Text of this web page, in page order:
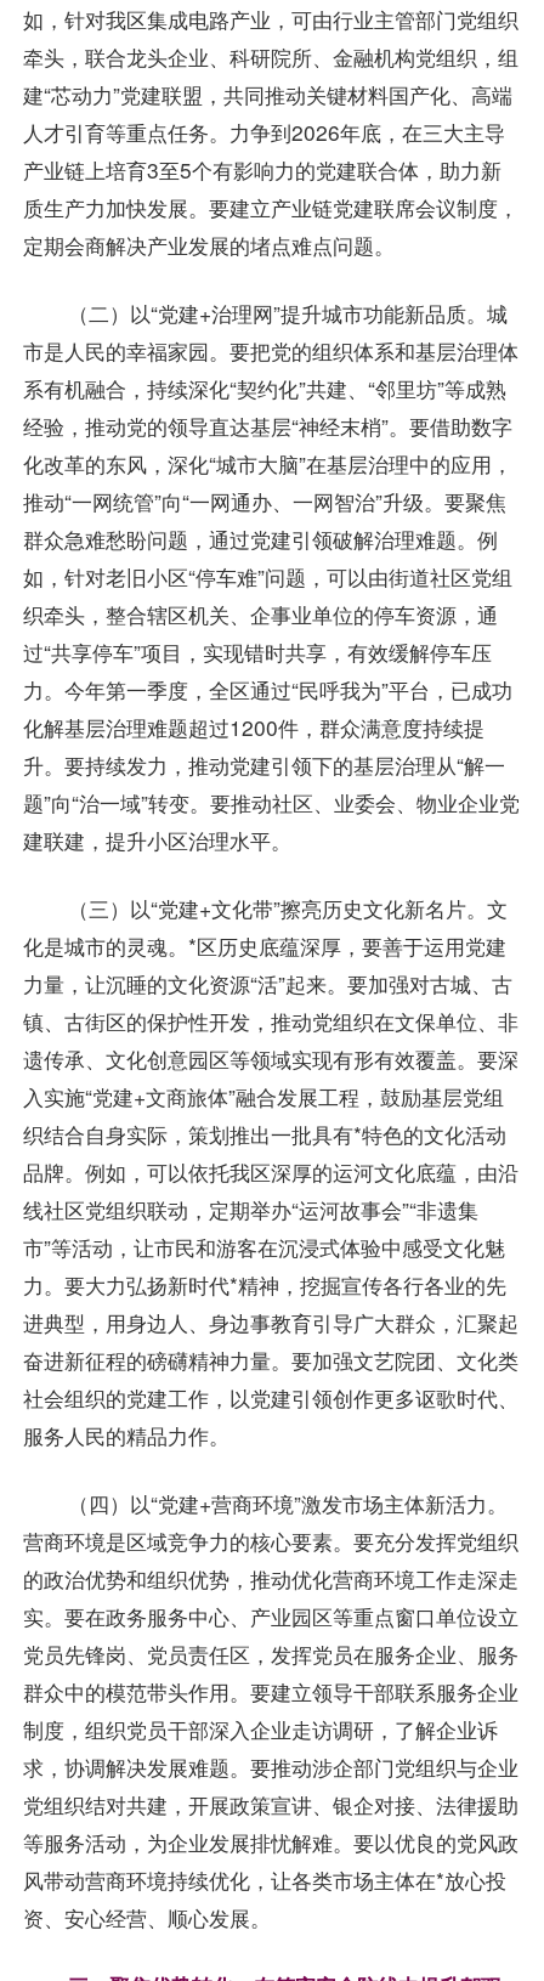
如，针对我区集成电路产业，可由行业主管部门党组织
牵头，联合龙头企业、科研院所、金融机构党组织，组
建“芯动力”党建联盟，共同推动关键材料国产化、高端
人才引育等重点任务。力争到2026年底，在三大主导
产业链上培育3至5个有影响力的党建联合体，助力新
质生产力加快发展。要建立产业链党建联席会议制度，
定期会商解决产业发展的堵点难点问题。
（二）以“党建+治理网”提升城市功能新品质。城
市是人民的幸福家园。要把党的组织体系和基层治理体
系有机融合，持续深化“契约化”共建、“邻里坊”等成熟
经验，推动党的领导直达基层“神经末梢”。要借助数字
化改革的东风，深化“城市大脑”在基层治理中的应用，
推动“一网统管”向“一网通办、一网智治”升级。要聚焦
群众急难愁盼问题，通过党建引领破解治理难题。例
如，针对老旧小区“停车难”问题，可以由街道社区党组
织牵头，整合辖区机关、企事业单位的停车资源，通
过“共享停车”项目，实现错时共享，有效缓解停车压
力。今年第一季度，全区通过“民呼我为”平台，已成功
化解基层治理难题超过1200件，群众满意度持续提
升。要持续发力，推动党建引领下的基层治理从“解一
题”向“治一域”转变。要推动社区、业委会、物业企业党
建联建，提升小区治理水平。
（三）以“党建+文化带”擦亮历史文化新名片。文
化是城市的灵魂。*区历史底蕴深厚，要善于运用党建
力量，让沉睡的文化资源“活”起来。要加强对古城、古
镇、古街区的保护性开发，推动党组织在文保单位、非
遗传承、文化创意园区等领域实现有形有效覆盖。要深
入实施“党建+文商旅体”融合发展工程，鼓励基层党组
织结合自身实际，策划推出一批具有*特色的文化活动
品牌。例如，可以依托我区深厚的运河文化底蕴，由沿
线社区党组织联动，定期举办“运河故事会”“非遗集
市”等活动，让市民和游客在沉浸式体验中感受文化魅
力。要大力弘扬新时代*精神，挖掘宣传各行各业的先
进典型，用身边人、身边事教育引导广大群众，汇聚起
奋进新征程的磅礴精神力量。要加强文艺院团、文化类
社会组织的党建工作，以党建引领创作更多讴歌时代、
服务人民的精品力作。
（四）以“党建+营商环境”激发市场主体新活力。
营商环境是区域竞争力的核心要素。要充分发挥党组织
的政治优势和组织优势，推动优化营商环境工作走深走
实。要在政务服务中心、产业园区等重点窗口单位设立
党员先锋岗、党员责任区，发挥党员在服务企业、服务
群众中的模范带头作用。要建立领导干部联系服务企业
制度，组织党员干部深入企业走访调研，了解企业诉
求，协调解决发展难题。要推动涉企部门党组织与企业
党组织结对共建，开展政策宣讲、银企对接、法律援助
等服务活动，为企业发展排忧解难。要以优良的党风政
风带动营商环境持续优化，让各类市场主体在*放心投
资、安心经营、顺心发展。